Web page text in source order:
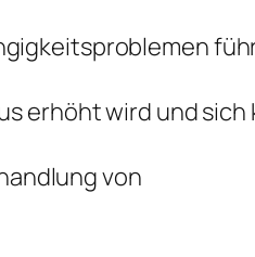
erhöht wird und sich
von